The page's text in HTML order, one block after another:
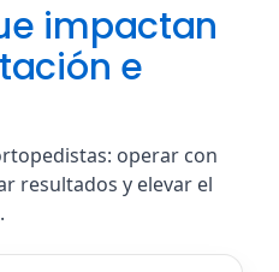
impactan
e
operar con
resultados y elevar el